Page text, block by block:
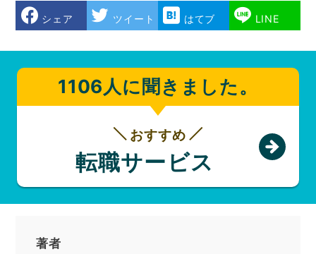
シェア ツイート はてブ LINE
1106人に聞きました。
おすすめ
転職サービス
著者